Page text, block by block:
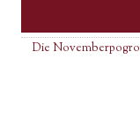
Die